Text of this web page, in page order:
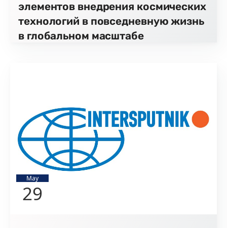
элементов внедрения космических
технологий в повседневную жизнь
в глобальном масштабе
May
29